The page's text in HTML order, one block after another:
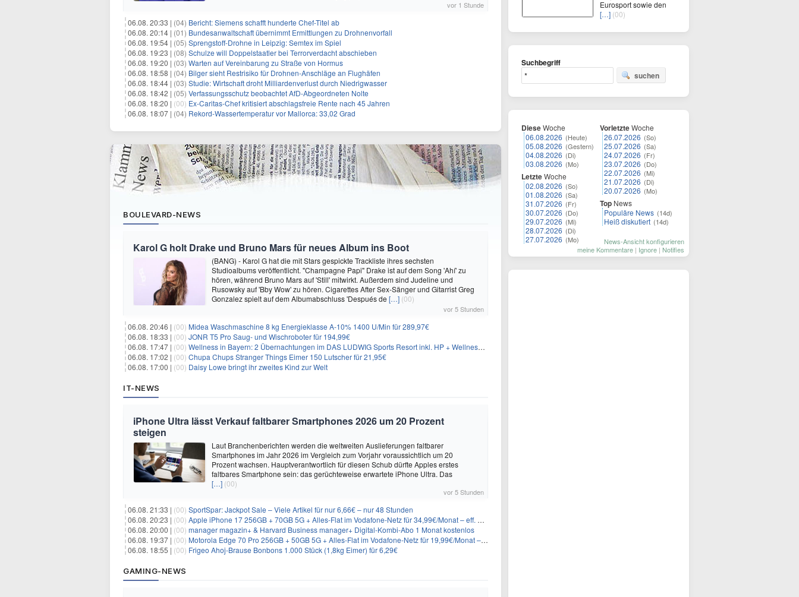
vor 1 Stunde
06.08. 20:33 | (04) Bericht: Siemens schafft hunderte Chef-Titel ab
06.08. 20:14 | (01) Bundesanwaltschaft übernimmt Ermittlungen zu Drohnenvorfall
06.08. 19:54 | (05) Sprengstoff-Drohne in Leipzig: Semtex im Spiel
06.08. 19:23 | (08) Schulze will Doppelstaatler bei Terrorverdacht abschieben
06.08. 19:20 | (03) Warten auf Vereinbarung zu Straße von Hormus
06.08. 18:58 | (04) Bilger sieht Restrisiko für Drohnen-Anschläge an Flughäfen
06.08. 18:44 | (03) Studie: Wirtschaft droht Milliardenverlust durch Niedrigwasser
06.08. 18:42 | (05) Verfassungsschutz beobachtet AfD-Abgeordneten Nolte
06.08. 18:20 | (00) Ex-Caritas-Chef kritisiert abschlagsfreie Rente nach 45 Jahren
06.08. 18:07 | (04) Rekord-Wassertemperatur vor Mallorca: 33,02 Grad
BOULEVARD-NEWS
Karol G holt Drake und Bruno Mars für neues Album ins Boot
(BANG) - Karol G hat die mit Stars gespickte Trackliste ihres sechsten
Studioalbums veröffentlicht. "Champagne Papi" Drake ist auf dem Song 'Ahí' zu
hören, während Bruno Mars auf 'Still' mitwirkt. Außerdem sind Judeline und
Rusowsky auf 'Bby Wow' zu hören. Cigarettes After Sex-Sänger und Gitarrist Greg
Gonzalez spielt auf dem Albumabschluss 'Después de […] (00)
vor 5 Stunden
06.08. 20:46 | (00) Midea Waschmaschine 8 kg Energieklasse A-10% 1400 U/Min für 289,97€
06.08. 18:33 | (00) JONR T5 Pro Saug- und Wischroboter für 194,99€
06.08. 17:47 | (00) Wellness in Bayern: 2 Übernachtungen im DAS LUDWIG Sports Resort inkl. HP + Wellness ab 174€ p.P.
06.08. 17:02 | (00) Chupa Chups Stranger Things Eimer 150 Lutscher für 21,95€
06.08. 17:00 | (00) Daisy Lowe bringt ihr zweites Kind zur Welt
IT-NEWS
iPhone Ultra lässt Verkauf faltbarer Smartphones 2026 um 20 Prozent
steigen
Laut Branchenberichten werden die weltweiten Auslieferungen faltbarer
Smartphones im Jahr 2026 im Vergleich zum Vorjahr voraussichtlich um 20
Prozent wachsen. Hauptverantwortlich für diesen Schub dürfte Apples erstes
faltbares Smartphone sein: das gerüchteweise erwartete iPhone Ultra. Das
[…] (00)
vor 5 Stunden
06.08. 21:33 | (00) SportSpar: Jackpot Sale – Viele Artikel für nur 6,66€ – nur 48 Stunden
06.08. 20:23 | (00) Apple iPhone 17 256GB + 70GB 5G + Alles-Flat im Vodafone-Netz für 34,99€/Monat – eff. 4,65€/Monat
06.08. 20:00 | (00) manager magazin+ & Harvard Business manager+ Digital-Kombi-Abo 1 Monat kostenlos
06.08. 19:37 | (00) Motorola Edge 70 Pro 256GB + 50GB 5G + Alles-Flat im Vodafone-Netz für 19,99€/Monat – eff. 0,61€/Monat
06.08. 18:55 | (00) Frigeo Ahoj-Brause Bonbons 1.000 Stück (1,8kg Eimer) für 6,29€
GAMING-NEWS
Eurosport sowie den
[…] (00)
Suchbegriff
suchen
DieseWoche
06.08.2026 (Heute)
05.08.2026 (Gestern)
04.08.2026 (Di)
03.08.2026 (Mo)
LetzteWoche
02.08.2026 (So)
01.08.2026 (Sa)
31.07.2026 (Fr)
30.07.2026 (Do)
29.07.2026 (Mi)
28.07.2026 (Di)
27.07.2026 (Mo)
VorletzteWoche
26.07.2026 (So)
25.07.2026 (Sa)
24.07.2026 (Fr)
23.07.2026 (Do)
22.07.2026 (Mi)
21.07.2026 (Di)
20.07.2026 (Mo)
Top News
Populäre News (14d)
Heiß diskutiert (14d)
News-Ansicht konfigurieren
meine Kommentare | Ignore | Notifies